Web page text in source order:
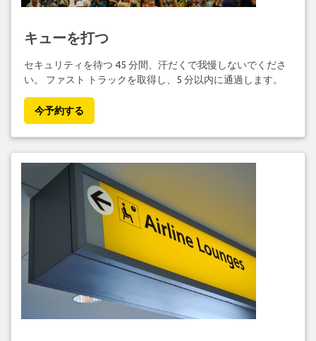
キューを打つ
セキュリティを待つ 45 分間、汗だくで我慢しないでくださ
い。 ファスト トラックを取得し、5 分以内に通過します。
今予約する